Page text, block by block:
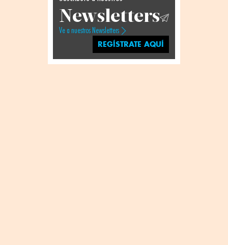
Newsletters
Ve a nuestros Newsletters
REGÍSTRATE AQUÍ